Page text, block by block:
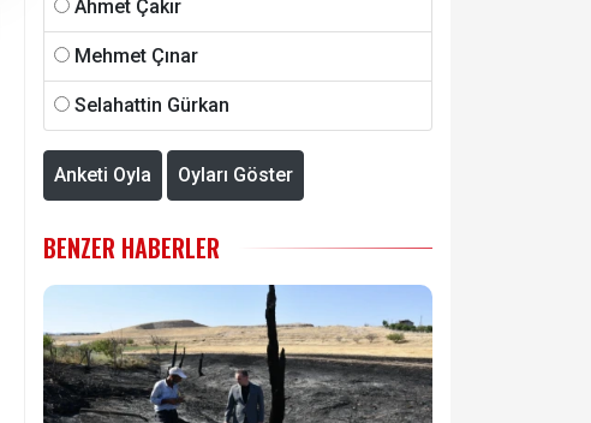
Ahmet Çakır
Mehmet Çınar
Selahattin Gürkan
Anketi Oyla Oyları Göster
BENZER HABERLER